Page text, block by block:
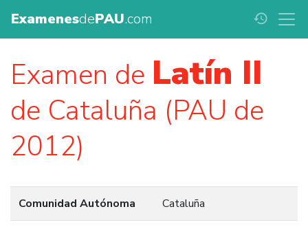
ExamenesdePAU.com history
Examen de Latín II
de Cataluña (PAU de
2012)
Comunidad Autónoma Cataluña